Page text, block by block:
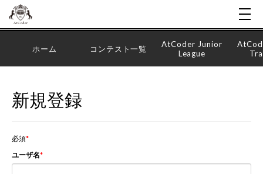
ホーム コンテスト一覧
AtCoder Junior
League
新規登録
必須
ユーザ名